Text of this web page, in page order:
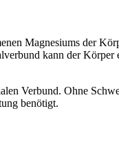
Magnesiums der
kann der
Verbund. Ohne
benötigt.